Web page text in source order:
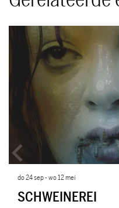
SCHWEINEREI
do 24 sep-wo 12 mei